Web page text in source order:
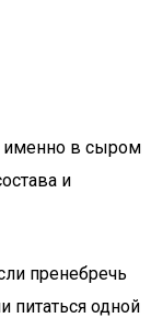
именно в сыром
и
пренебречь
питаться одной